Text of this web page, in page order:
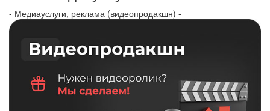
- Медиауслуги, реклама (видеопродакшн) -